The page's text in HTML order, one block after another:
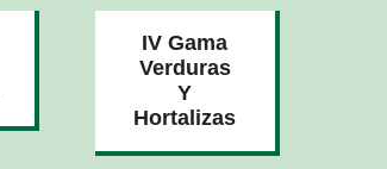
IV Gama
Verduras
Y
Hortalizas